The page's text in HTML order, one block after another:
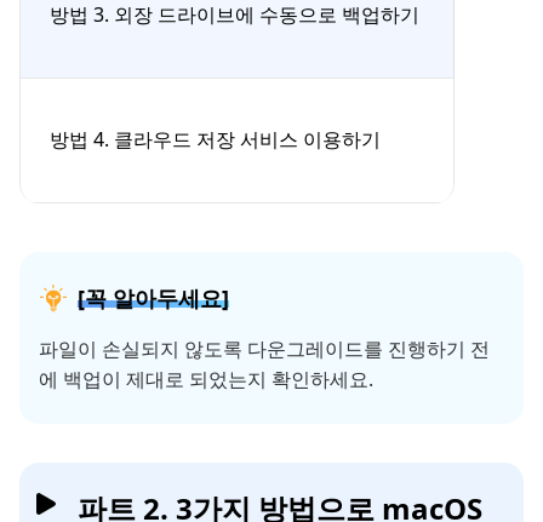
방법 3. 외장 드라이브에 수동으로 백업하기
방법 4. 클라우드 저장 서비스 이용하기
[꼭 알아두세요]
파일이 손실되지 않도록 다운그레이드를 진행하기 전
에 백업이 제대로 되었는지 확인하세요.
파트 2. 3가지 방법으로 macOS